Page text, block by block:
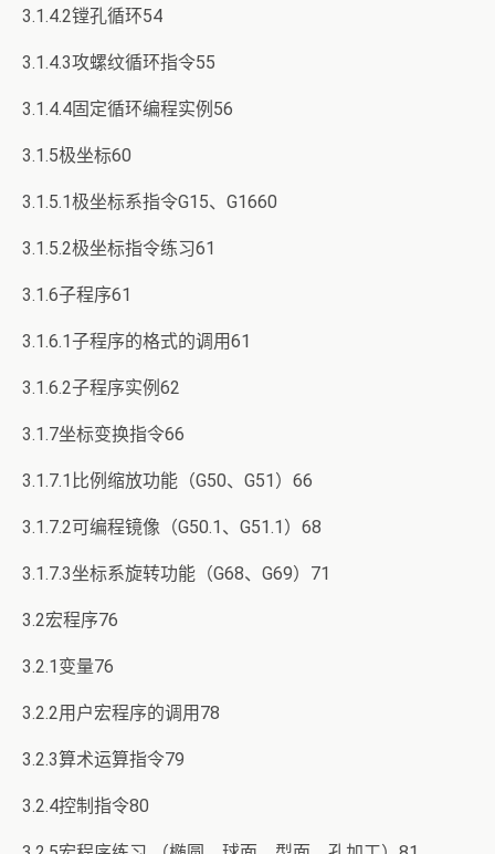
3.1.4.2镗孔循环54
3.1.4.3攻螺纹循环指令55
3.1.4.4固定循环编程实例56
3.1.5极坐标60
3.1.5.1极坐标系指令G15、G1660
3.1.5.2极坐标指令练习61
3.1.6子程序61
3.1.6.1子程序的格式的调用61
3.1.6.2子程序实例62
3.1.7坐标变换指令66
3.1.7.1比例缩放功能（G50、G51）66
3.1.7.2可编程镜像（G50.1、G51.1）68
3.1.7.3坐标系旋转功能（G68、G69）71
3.2宏程序76
3.2.1变量76
3.2.2用户宏程序的调用78
3.2.3算术运算指令79
3.2.4控制指令80